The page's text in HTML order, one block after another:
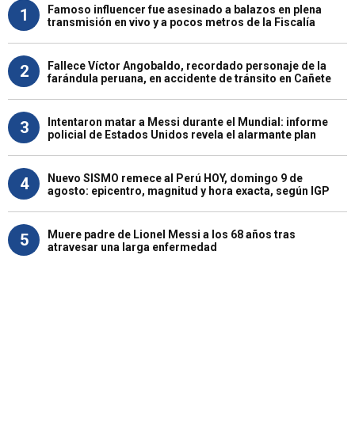
1
Famoso influencer fue asesinado a balazos en plena
transmisión en vivo y a pocos metros de la Fiscalía
2
Fallece Víctor Angobaldo, recordado personaje de la
farándula peruana, en accidente de tránsito en Cañete
3
Intentaron matar a Messi durante el Mundial: informe
policial de Estados Unidos revela el alarmante plan
4
Nuevo SISMO remece al Perú HOY, domingo 9 de
agosto: epicentro, magnitud y hora exacta, según IGP
5
Muere padre de Lionel Messi a los 68 años tras
atravesar una larga enfermedad